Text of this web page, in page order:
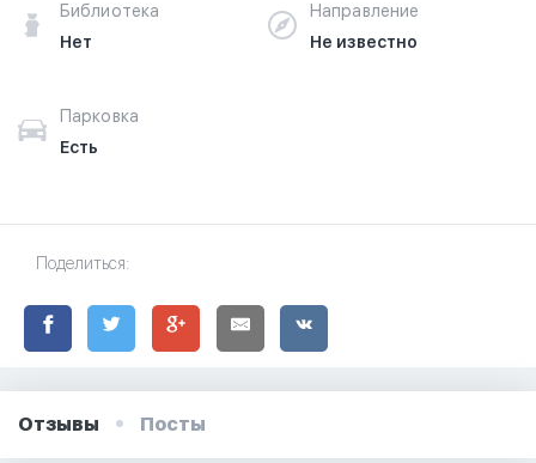
Библиотека
Нет
Направление
Не известно
Парковка
Есть
Поделиться:
Отзывы Посты